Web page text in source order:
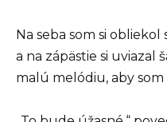
Na seba som si
a na zápästie si uviazal
malú melódiu, aby som